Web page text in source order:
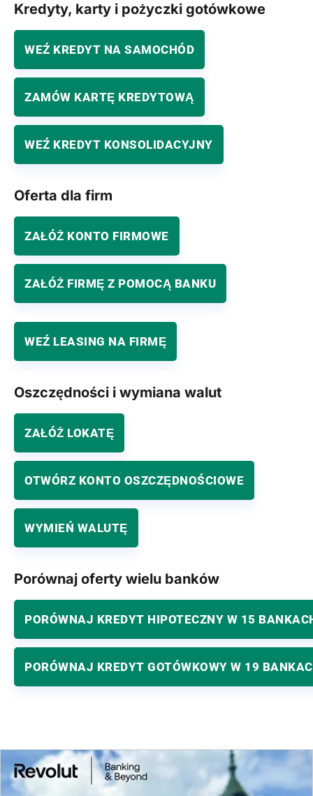
Kredyty, karty i pożyczki gotówkowe
WEŹ KREDYT NA SAMOCHÓD
ZAMÓW KARTĘ KREDYTOWĄ
WEŹ KREDYT KONSOLIDACYJNY
Oferta dla firm
ZAŁÓŻ KONTO FIRMOWE
ZAŁÓŻ FIRMĘ Z POMOCĄ BANKU
WEŹ LEASING NA FIRMĘ
Oszczędności i wymiana walut
ZAŁÓŻ LOKATĘ
OTWÓRZ KONTO OSZCZĘDNOŚCIOWE
WYMIEŃ WALUTĘ
Porównaj oferty wielu banków
PORÓWNAJ KREDYT HIPOTECZNY W 15
PORÓWNAJ KREDYT GOTÓWKOWY W 19